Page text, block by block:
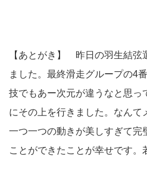
【あとがき】 昨日の羽生結弦
ました。最終滑走グループの4
技でもあー次元が違うなと思っ
にその上を行きました。なんて
一つ一つの動きが美しすぎて完
ことができたことが幸せです。